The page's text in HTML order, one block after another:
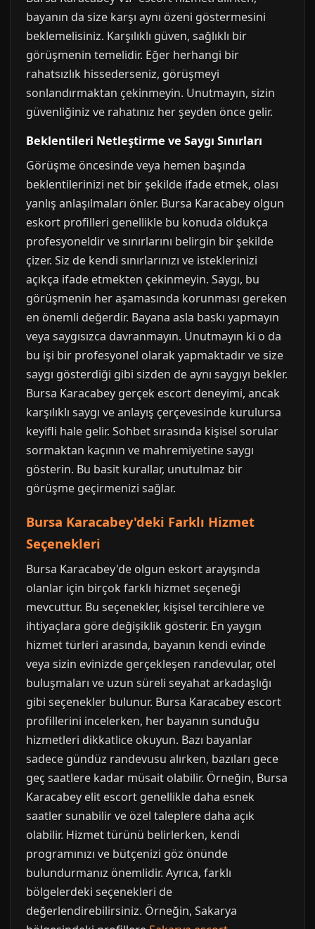
bayanın da size karşı aynı özeni göstermesini
beklemelisiniz. Karşılıklı güven, sağlıklı bir
görüşmenin temelidir. Eğer herhangi bir
rahatsızlık hissederseniz, görüşmeyi
sonlandırmaktan çekinmeyin. Unutmayın, sizin
güvenliğiniz ve rahatınız her şeyden önce gelir.
Beklentileri Netleştirme ve Saygı Sınırları
Görüşme öncesinde veya hemen başında
beklentilerinizi net bir şekilde ifade etmek, olası
yanlış anlaşılmaları önler. Bursa Karacabey olgun
eskort profilleri genellikle bu konuda oldukça
profesyoneldir ve sınırlarını belirgin bir şekilde
çizer. Siz de kendi sınırlarınızı ve isteklerinizi
açıkça ifade etmekten çekinmeyin. Saygı, bu
görüşmenin her aşamasında korunması gereken
en önemli değerdir. Bayana asla baskı yapmayın
veya saygısızca davranmayın. Unutmayın ki o da
bu işi bir profesyonel olarak yapmaktadır ve size
saygı gösterdiği gibi sizden de aynı saygıyı bekler.
Bursa Karacabey gerçek escort deneyimi, ancak
karşılıklı saygı ve anlayış çerçevesinde kurulursa
keyifli hale gelir. Sohbet sırasında kişisel sorular
sormaktan kaçının ve mahremiyetine saygı
gösterin. Bu basit kurallar, unutulmaz bir
görüşme geçirmenizi sağlar.
Bursa Karacabey'deki Farklı Hizmet
Seçenekleri
Bursa Karacabey'de olgun eskort arayışında
olanlar için birçok farklı hizmet seçeneği
mevcuttur. Bu seçenekler, kişisel tercihlere ve
ihtiyaçlara göre değişiklik gösterir. En yaygın
hizmet türleri arasında, bayanın kendi evinde
veya sizin evinizde gerçekleşen randevular, otel
buluşmaları ve uzun süreli seyahat arkadaşlığı
gibi seçenekler bulunur. Bursa Karacabey escort
profillerini incelerken, her bayanın sunduğu
hizmetleri dikkatlice okuyun. Bazı bayanlar
sadece gündüz randevusu alırken, bazıları gece
geç saatlere kadar müsait olabilir. Örneğin, Bursa
Karacabey elit escort genellikle daha esnek
saatler sunabilir ve özel taleplere daha açık
olabilir. Hizmet türünü belirlerken, kendi
programınızı ve bütçenizi göz önünde
bulundurmanız önemlidir. Ayrıca, farklı
bölgelerdeki seçenekleri de
değerlendirebilirsiniz. Örneğin, Sakarya